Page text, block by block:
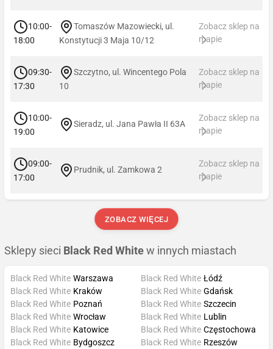
10:00-
18:00
Tomaszów Mazowiecki, ul.
Konstytucji 3 Maja 10/12
Zobacz sklep na
mapie
09:30-
17:30
Szczytno, ul. Wincentego Pola
10
Zobacz sklep na
mapie
10:00-
19:00
Sieradz, ul. Jana Pawła II 63A
Zobacz sklep na
mapie
09:00-
17:00
Prudnik, ul. Zamkowa 2
Zobacz sklep na
mapie
ZOBACZ WIĘCEJ
Sklepy sieci Black Red White w innych miastach
Black Red White Warszawa
Black Red White Kraków
Black Red White Poznań
Black Red White Wrocław
Black Red White Łódź
Black Red White Gdańsk
Black Red White Szczecin
Black Red White Lublin
Black Red White Katowice
Black Red White Bydgoszcz
Black Red White Częstochowa
Black Red White Rzeszów